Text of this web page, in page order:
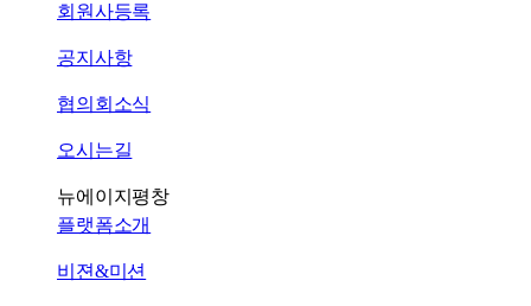
회원사등록
공지사항
협의회소식
오시는길
뉴에이지평창
플랫폼소개
비젼&미션